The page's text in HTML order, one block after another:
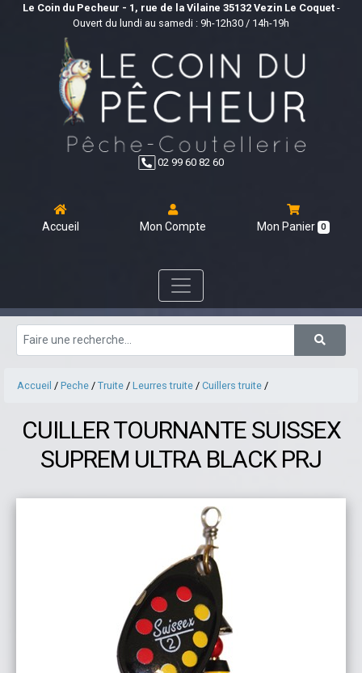
Le Coin du Pecheur - 1, rue de la Vilaine 35132 Vezin Le Coquet-
Ouvert du lundi au samedi : 9h-12h30 / 14h-19h
02 99 60 82 60
Accueil Mon Compte Mon Panier 0
Accueil / Peche / Truite / Leurres truite / Cuillers truite /
CUILLER TOURNANTE SUISSEX
SUPREM ULTRA BLACK PRJ